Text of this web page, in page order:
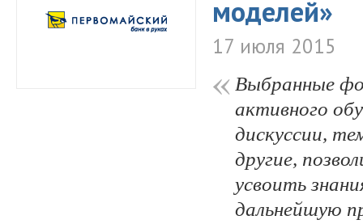
моделей»
17 июля 2015
Выбранные
активного
дискуссии,
другие,
усвоить
дальнейшую